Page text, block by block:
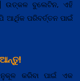
| ଉତ୍କଳ ବୁଲେଟିନ, ଏହି
ଆର୍ଥିକ ପରିବର୍ତ୍ତନ ପାଇଁ
କରିବା ପାଇଁ ଏକ